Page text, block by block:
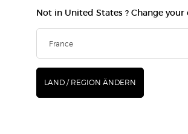
IN DEN WARENKORB ACQUA DI GIÒ EAU DE
Not in United States ? Change
LAND / REGION ÄNDERN